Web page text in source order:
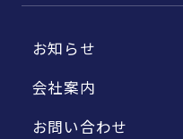
お知らせ
会社案内
お問い合わせ